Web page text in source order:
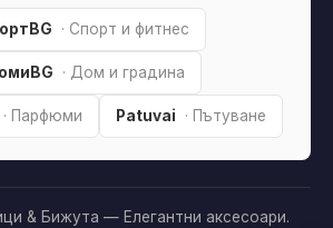
· Спорт и фитнес
· Дом и градина
· Парфюми Patuvai · Пътуване
& Бижута — Елегантни аксесоари.